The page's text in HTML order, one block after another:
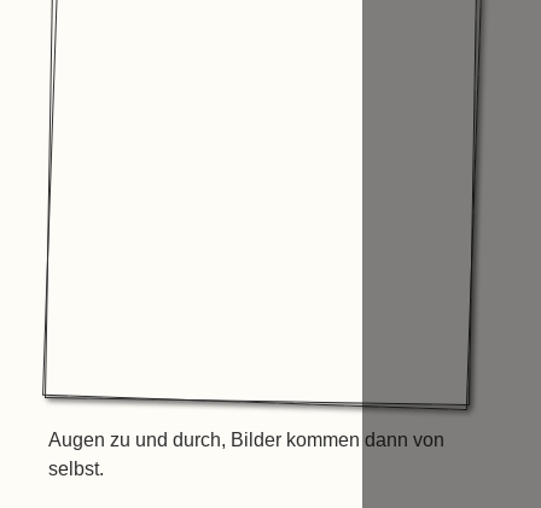
Augen zu und durch, Bilder kommen dann von
selbst.